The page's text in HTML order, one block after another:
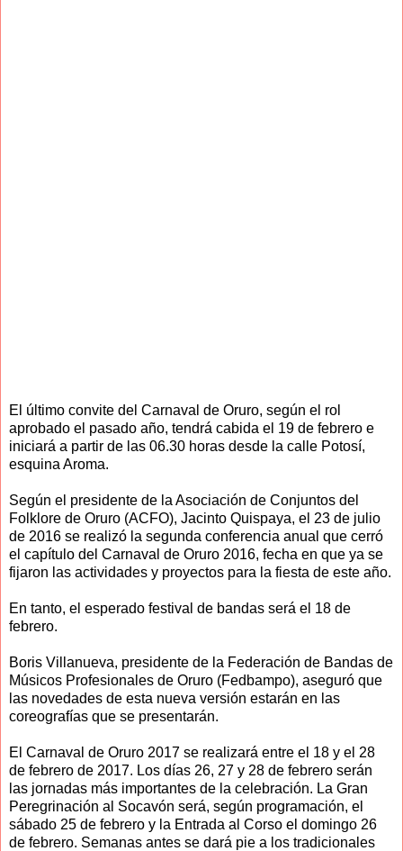
El último convite del Carnaval de Oruro, según el rol
aprobado el pasado año, tendrá cabida el 19 de febrero e
iniciará a partir de las 06.30 horas desde la calle Potosí,
esquina Aroma.
Según el presidente de la Asociación de Conjuntos del
Folklore de Oruro (ACFO), Jacinto Quispaya, el 23 de julio
de 2016 se realizó la segunda conferencia anual que cerró
el capítulo del Carnaval de Oruro 2016, fecha en que ya se
fijaron las actividades y proyectos para la fiesta de este año.
En tanto, el esperado festival de bandas será el 18 de
febrero.
Boris Villanueva, presidente de la Federación de Bandas de
Músicos Profesionales de Oruro (Fedbampo), aseguró que
las novedades de esta nueva versión estarán en las
coreografías que se presentarán.
El Carnaval de Oruro 2017 se realizará entre el 18 y el 28
de febrero de 2017. Los días 26, 27 y 28 de febrero serán
las jornadas más importantes de la celebración. La Gran
Peregrinación al Socavón será, según programación, el
sábado 25 de febrero y la Entrada al Corso el domingo 26
de febrero. Semanas antes se dará pie a los tradicionales